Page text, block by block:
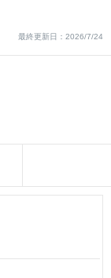
最終更新日：2026/7/24